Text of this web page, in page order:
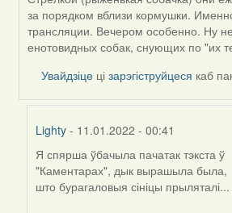
за порядком вблизи кормушки.
трансляции. Вечером особенно. Ну
енотовидных собак, снующих по "их
Увайдзіце цізарэгіструйцеся каб
Lighty - 11.01.2022 - 00:41
In
reply
to
Я спярша ўбачыла пачатак тэкста ў
"Каментарах", дык вырашыла была,
што бурагаловыя сініцы прыляталі...